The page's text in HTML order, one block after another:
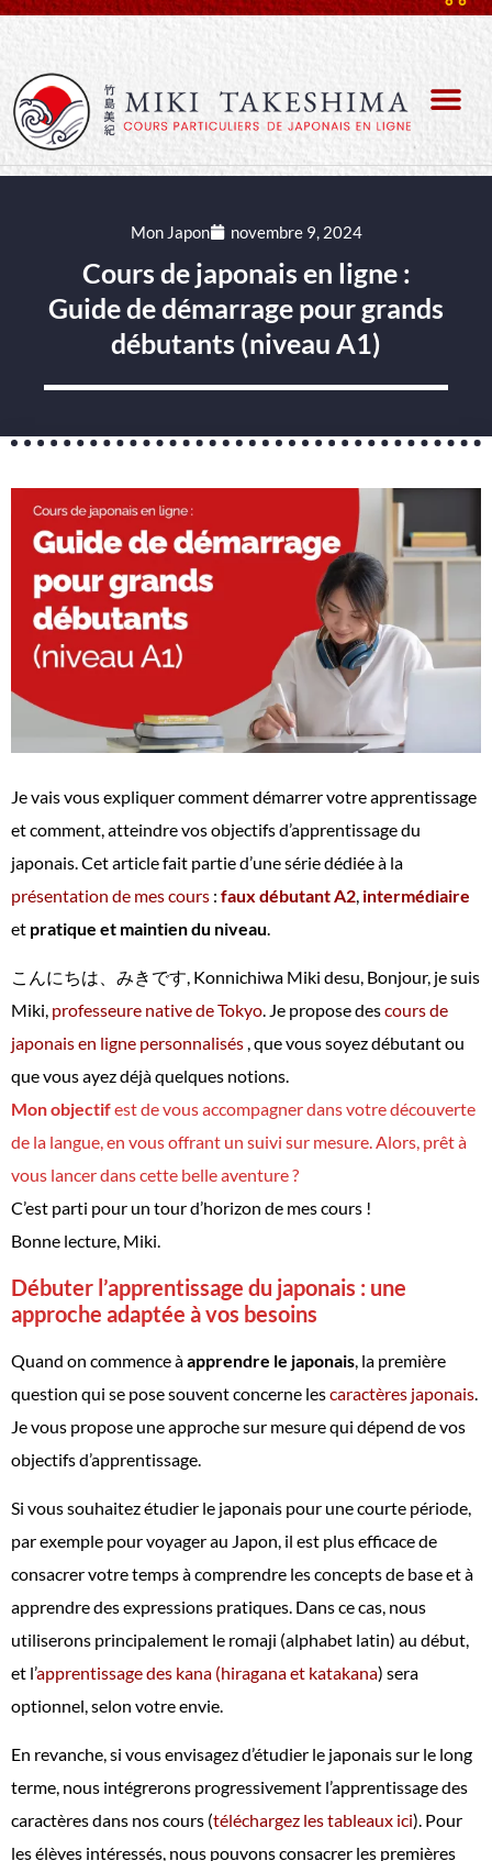
Mon Japon novembre 9, 2024
Cours de japonais en ligne :
Guide de démarrage pour grands
débutants (niveau A1)
Je vais vous expliquer comment démarrer votre apprentissage
et comment, atteindre vos objectifs d’apprentissage du
japonais. Cet article fait partie d’une série dédiée à la
présentation de mes cours : faux débutant A2, intermédiaire
et pratique et maintien du niveau.
こんにちは、みきです, Konnichiwa Miki desu, Bonjour, je suis
Miki, professeure native de Tokyo. Je propose descours de
japonais en ligne personnalisés , que vous soyez débutant ou
que vous ayez déjà quelques notions.
Mon objectifest de vous accompagner dans votre découverte
de la langue, en vous offrant un suivi sur mesure. Alors, prêt à
vous lancer dans cette belle aventure ?
C’est parti pour un tour d’horizon de mes cours !
Bonne lecture, Miki.
Débuter l’apprentissage du japonais : une
approche adaptée à vos besoins
Quand on commence àapprendre le japonais , la première
question qui se pose souvent concerne lescaractères japonais
Je vous propose une approche sur mesure qui dépend de vos
objectifs d’apprentissage.
Si vous souhaitez étudier le japonais pour une courte période,
par exemple pour voyager au Japon, il est plus efficace de
consacrer votre temps à comprendre les concepts de base et à
apprendre des expressions pratiques. Dans ce cas, nous
utiliserons principalement le romaji (alphabet latin) au début,
et l’apprentissage des kana (hiragana et katakana) sera
optionnel, selon votre envie.
En revanche, si vous envisagez d’étudier le japonais sur le long
terme, nous intégrerons progressivement l’apprentissage des
caractères dans nos cours (téléchargez les tableaux ici). Pour
les élèves intéressés, nous pouvons consacrer les premières